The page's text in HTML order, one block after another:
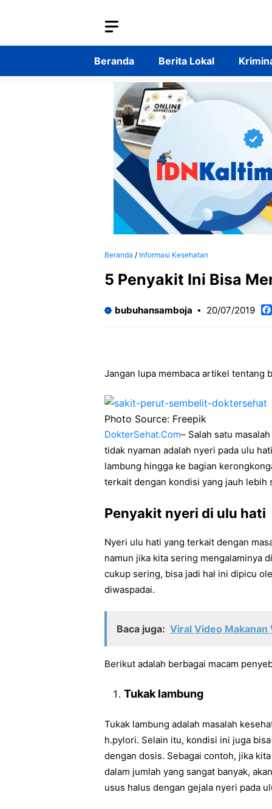
Beranda Berita Lokal
Beranda / Informasi Kesehatan
5 Penyakit Ini Bisa
bubuhansamboja 20/07/2019
Jangan lupa membaca artikel tentang
Photo Source: Freepik
DokterSehat.Com– Salah satu
tidak nyaman adalah nyeri pada ulu
lambung hingga ke bagian
terkait dengan kondisi yang jauh lebih
Penyakit nyeri di ulu hati
Nyeri ulu hati yang terkait dengan
namun jika kita sering mengalaminya
cukup sering, bisa jadi hal ini dipicu
diwaspadai.
Baca juga: Viral Video Makanan
Berikut adalah berbagai macam
Tukak lambung
Tukak lambung adalah masalah
h.pylori. Selain itu, kondisi ini juga
dengan dosis. Sebagai contoh, jika
dalam jumlah yang sangat banyak,
usus halus dengan gejala nyeri pada